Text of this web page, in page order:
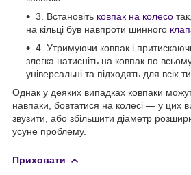
3. Встановіть ковпак на колесо
на кільці був навпроти шинного
4. Утримуючи ковпак і
злегка натисніть на ковпак по
універсальні та підходять для всіх
Однак у деяких випадках ковпаки
навпаки, бовтатися на колесі — у цих
звузити, або збільшити діаметр
усуне проблему.
Приховати